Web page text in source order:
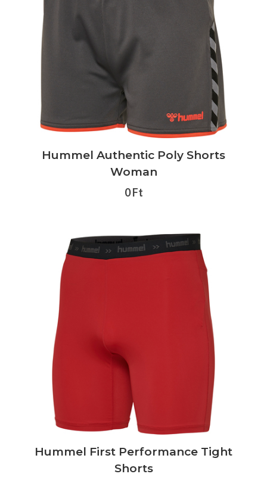
Hummel Authentic Poly Shorts
Woman
0 Ft
Hummel First Performance Tight
Shorts